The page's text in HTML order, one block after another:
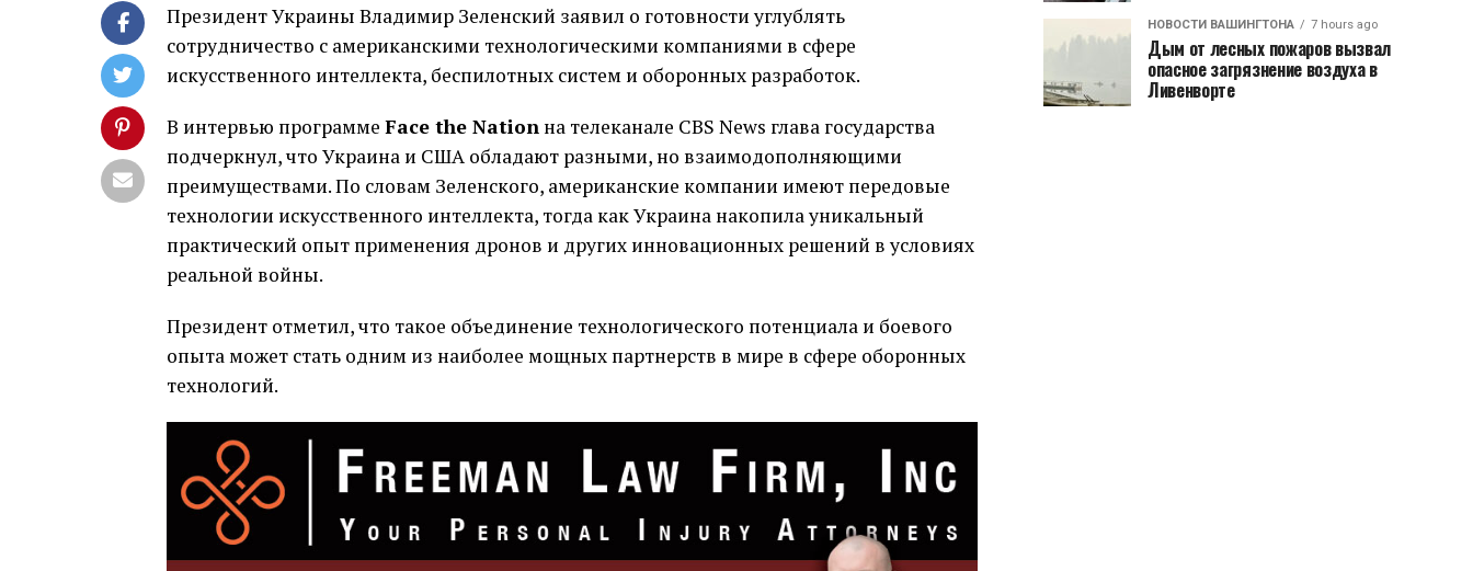
Президент Украины Владимир Зеленский заявил о готовности углублять
сотрудничество с американскими технологическими компаниями в сфере
искусственного интеллекта, беспилотных систем и оборонных разработок.
В интервью программе Face the Nation на телеканале CBS News глава государства
подчеркнул, что Украина и США обладают разными, но взаимодополняющими
преимуществами. По словам Зеленского, американские компании имеют передовые
технологии искусственного интеллекта, тогда как Украина накопила уникальный
практический опыт применения дронов и других инновационных решений в условиях
реальной войны.
Президент отметил, что такое объединение технологического потенциала и боевого
опыта может стать одним из наиболее мощных партнерств в мире в сфере оборонных
технологий.
НОВОСТИ ВАШИНГТОНА 7 hours ago
Дым от лесных пожаров вызвал
опасное загрязнение воздуха в
Ливенворте